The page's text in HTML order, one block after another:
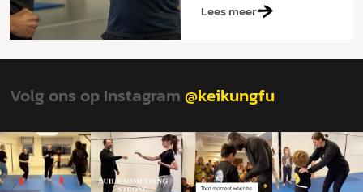
Lees meer
Volg ons op Instagram@keikungfu